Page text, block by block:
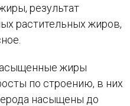
результат
растительных жиров,
жиры
по строению, в них
насыщены до